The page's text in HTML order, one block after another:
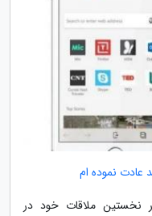
عادت نموده ام
نخستین ملاقات خود در